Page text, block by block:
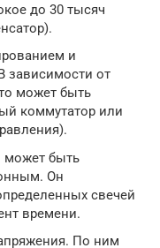
до 30 тысяч
и
зависимости от
может быть
коммутатор или
может быть
Он
свечей
времени.
По ним